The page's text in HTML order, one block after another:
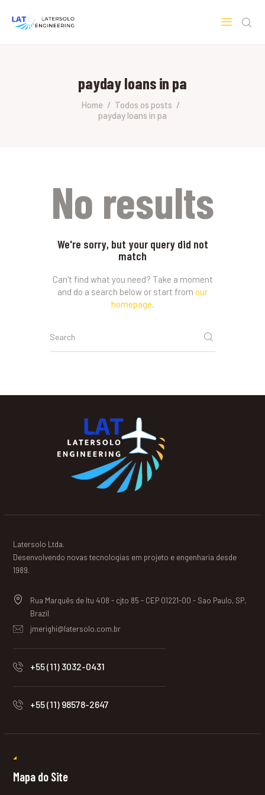
payday loans in pa
Home
Todos os posts
payday loans in pa
SOBRE A LATERSOLO
ENGINEERING
No results
We're sorry, but your query did not
match
Can't find what you need? Take a moment
and do a search below or start from our
homepage.
Latersolo Ltda.
Desenvolvendo novas tecnologias em projeto e engenharia desde
1989.
Rua Marquês de Itu 408 - cjto 85 - CEP 01221-00 - Sao Paulo, SP,
Brazil
jmerighi@latersolo.com.br
+55 (11) 3032-0431
+55 (11) 98578-2647
Mapa do Site